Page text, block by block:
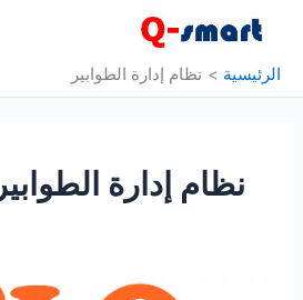
المحتوىالرئيسية نظام إدارة الطوابير
نظام إدارة الطوابير